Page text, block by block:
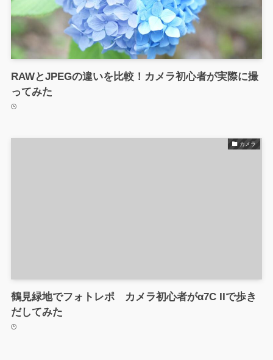
RAWとJPEGの違いを比較！カメラ初心者が実際に撮
ってみた
カメラ
鶴見緑地でフォトレポ カメラ初心者がα7C IIで歩き
だしてみた